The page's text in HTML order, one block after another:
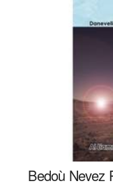
Bedoù Nevez